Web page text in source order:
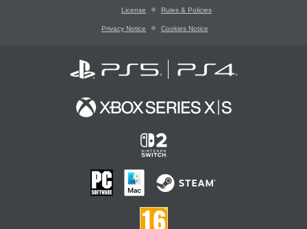
License Rules & Policies
Privacy Notice Cookies Notice